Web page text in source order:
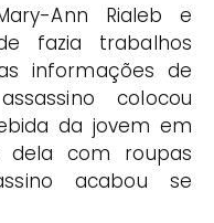
Ann Rialeb e
fazia trabalhos
informações de
colocou
da jovem em
com roupas
acabou se